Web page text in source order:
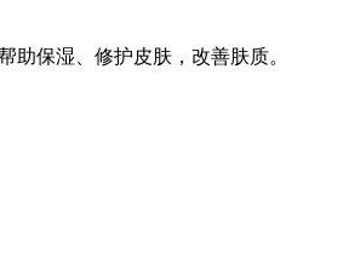
保湿、修护皮肤，改善肤质。